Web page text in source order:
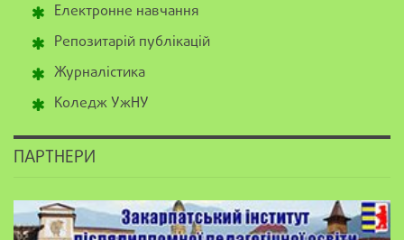
Електронне навчання
Репозитарій публікацій
Журналістика
Коледж УжНУ
ПАРТНЕРИ